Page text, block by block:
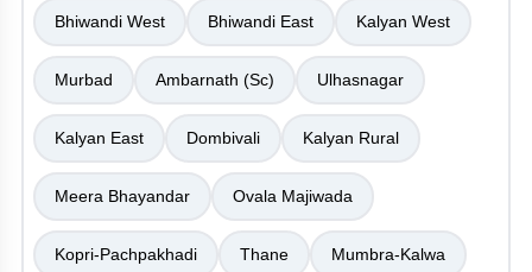
Bhiwandi West Bhiwandi East Kalyan West
Murbad Ambarnath (Sc) Ulhasnagar
Kalyan East Dombivali Kalyan Rural
Meera Bhayandar Ovala Majiwada
Kopri-Pachpakhadi Thane Mumbra-Kalwa